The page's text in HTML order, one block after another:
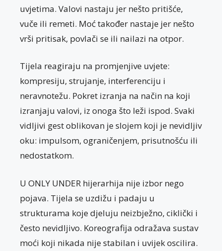
uvjetima. Valovi nastaju jer nešto pritišće,
vuče ili remeti. Moć također nastaje jer nešto
vrši pritisak, povlači se ili nailazi na otpor.
Tijela reagiraju na promjenjive uvjete:
kompresiju, strujanje, interferenciju i
neravnotežu. Pokret izranja na način na koji
izranjaju valovi, iz onoga što leži ispod. Svaki
vidljivi gest oblikovan je slojem koji je nevidljiv
oku: impulsom, ograničenjem, prisutnošću ili
nedostatkom.
U ONLY UNDER hijerarhija nije izbor nego
pojava. Tijela se uzdižu i padaju u
strukturama koje djeluju neizbježno, ciklički i
često nevidljivo. Koreografija odražava sustav
moći koji nikada nije stabilan i uvijek oscilira.